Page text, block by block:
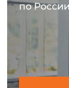
по